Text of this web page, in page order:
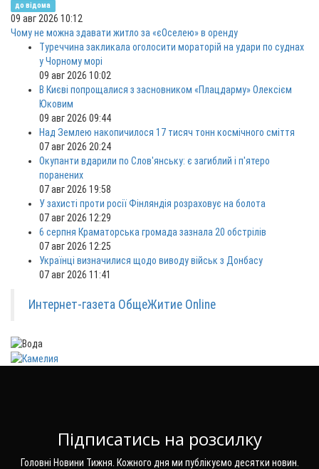
до відома
09 авг 2026 10:12
Чому не можна здавати житло за «єОселею» в оренду
Туреччина закликала оголосити мораторій на удари по суднах
у Чорному морі
09 авг 2026 10:02
В Києві попрощалися з засновником «Плацдарму» Олексієм
Юковим
09 авг 2026 09:44
Над Землею накопичилося 17 тисяч тонн космічного сміття
07 авг 2026 20:24
Окупанти вдарили по Слов'янську: є загиблий і п'ятеро
поранених
07 авг 2026 19:58
У захисті проти росії Фінляндія розраховує на болота
07 авг 2026 12:29
6 серпня Краматорська громада зазнала 20 обстрілів
07 авг 2026 12:25
Українці визначилися щодо виводу військ з Донбасу
07 авг 2026 11:41
Интернет-газета ОбщеЖитие Online
Підписатись на розсилку
Головні Новини Тижня. Кожного дня ми публікуємо десятки новин.